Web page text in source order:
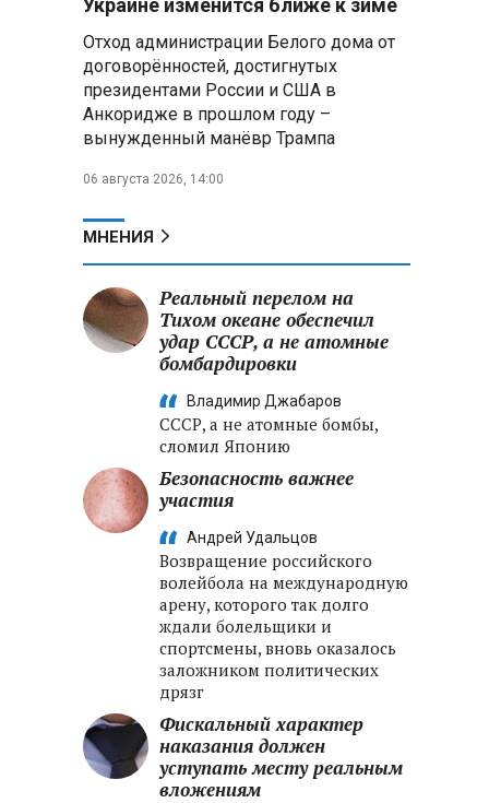
Президент Алжира готовится
к визиту в Беларусь — МИД
Алжира
300 жителей Курской области,
неизвестной
Второй энергоблок БелАЭС
вновь вышел на номинальную
мощность после диагностики
оборудования
Украине изменится ближе к зиме
Отход администрации Белого дома от
договорённостей, достигнутых
президентами России и США в
Анкоридже в прошлом году –
вынужденный манёвр Трампа
06 августа 2026, 14:00
МНЕНИЯ
Реальный перелом на
Тихом океане обеспечил
удар СССР, а не атомные
бомбардировки
Владимир Джабаров
СССР, а не атомные бомбы,
сломил Японию
Безопасность важнее
участия
Андрей Удальцов
Возвращение российского
волейбола на международную
арену, которого так долго
ждали болельщики и
спортсмены, вновь оказалось
заложником политических
дрязг
Фискальный характер
наказания должен
уступать месту реальным
вложениям